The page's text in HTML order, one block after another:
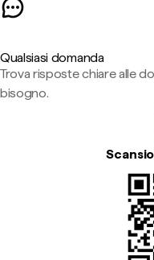
Qualsiasi domanda
Trova risposte chiare alle
bisogno.